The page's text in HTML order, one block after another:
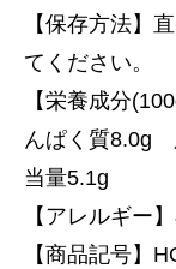
【保存方法】
てください。
【栄養成分
んぱく質8.0g
当量5.1g
【アレルギー
【商品記号】